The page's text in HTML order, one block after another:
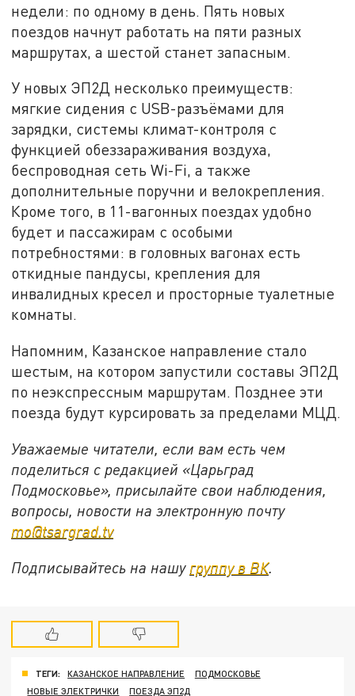
недели: по одному в день. Пять новых
поездов начнут работать на пяти разных
маршрутах, а шестой станет запасным.
У новых ЭП2Д несколько преимуществ:
мягкие сидения с USB-разъёмами для
зарядки, системы климат-контроля с
функцией обеззараживания воздуха,
беспроводная сеть Wi-Fi, а также
дополнительные поручни и велокрепления.
Кроме того, в 11-вагонных поездах удобно
будет и пассажирам с особыми
потребностями: в головных вагонах есть
откидные пандусы, крепления для
инвалидных кресел и просторные туалетные
комнаты.
Напомним, Казанское направление стало
шестым, на котором запустили составы ЭП2Д
по неэкспрессным маршрутам. Позднее эти
поезда будут курсировать за пределами МЦД.
Уважаемые читатели, если вам есть чем
поделиться с редакцией «Царьград
Подмосковье», присылайте свои наблюдения,
вопросы, новости на электронную почту
mo@tsargrad.tv
Подписывайтесь на нашу группу в ВК.
ТЕГИ: КАЗАНСКОЕ НАПРАВЛЕНИЕ
ПОДМОСКОВЬЕ
НОВЫЕ ЭЛЕКТРИЧКИ
ПОЕЗДА ЭП2Д